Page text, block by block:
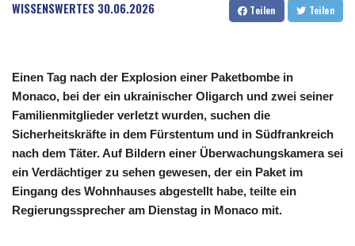
WISSENSWERTES 30.06.2026 Teilen Teilen
Einen Tag nach der Explosion einer Paketbombe in
Monaco, bei der ein ukrainischer Oligarch und zwei seiner
Familienmitglieder verletzt wurden, suchen die
Sicherheitskräfte in dem Fürstentum und in Südfrankreich
nach dem Täter. Auf Bildern einer Überwachungskamera sei
ein Verdächtiger zu sehen gewesen, der ein Paket im
Eingang des Wohnhauses abgestellt habe, teilte ein
Regierungssprecher am Dienstag in Monaco mit.